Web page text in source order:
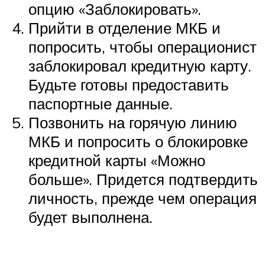
опцию «Заблокировать».
Прийти в отделение МКБ и
попросить, чтобы операционист
заблокировал кредитную карту.
Будьте готовы предоставить
паспортные данные.
Позвонить на горячую линию
МКБ и попросить о блокировке
кредитной карты «Можно
больше». Придется подтвердить
личность, прежде чем операция
будет выполнена.